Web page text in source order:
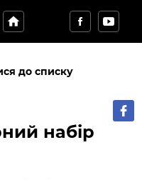
home
до списку
набір